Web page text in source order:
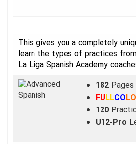
This gives you a completely
learn the types of practices
La Liga Spanish Academy
182 Pages
FULLCOLO
120
U12-Pro